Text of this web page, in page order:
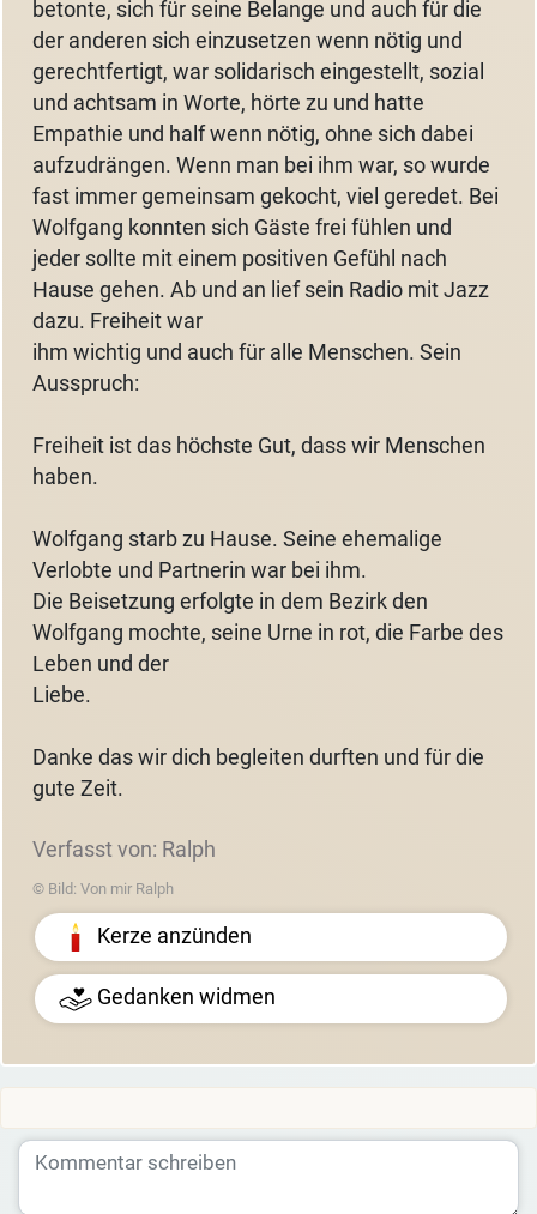
betonte, sich für seine Belange und auch für die
der anderen sich einzusetzen wenn nötig und
gerechtfertigt, war solidarisch eingestellt, sozial
und achtsam in Worte, hörte zu und hatte
Empathie und half wenn nötig, ohne sich dabei
aufzudrängen. Wenn man bei ihm war, so wurde
fast immer gemeinsam gekocht, viel geredet. Bei
Wolfgang konnten sich Gäste frei fühlen und
jeder sollte mit einem positiven Gefühl nach
Hause gehen. Ab und an lief sein Radio mit Jazz
dazu. Freiheit war
ihm wichtig und auch für alle Menschen. Sein
Ausspruch:
Freiheit ist das höchste Gut, dass wir Menschen
haben.
Wolfgang starb zu Hause. Seine ehemalige
Verlobte und Partnerin war bei ihm.
Die Beisetzung erfolgte in dem Bezirk den
Wolfgang mochte, seine Urne in rot, die Farbe des
Leben und der
Liebe.
Danke das wir dich begleiten durften und für die
gute Zeit.
Verfasst von: Ralph
© Bild: Von mir Ralph
Kerze anzünden
Gedanken widmen